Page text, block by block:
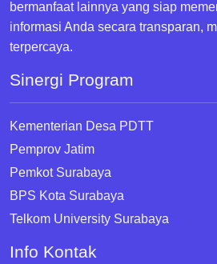
bermanfaat lainnya yang siap
informasi Anda secara transparan,
terpercaya.
Sinergi Program
Kementerian Desa PDTT
Pemprov Jatim
Pemkot Surabaya
BPS Kota Surabaya
Telkom University Surabaya
Info Kontak